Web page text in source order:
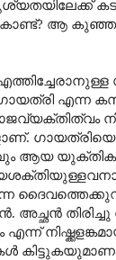
? ആ
എന്ന
ആയ
തിരിച്ചു